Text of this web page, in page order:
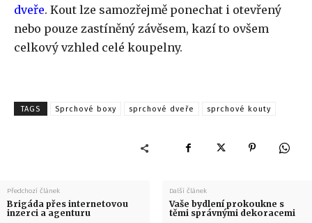
dveře. Kout lze samozřejmě ponechat i otevřený
nebo pouze zastíněný závěsem, kazí to ovšem
celkový vzhled celé koupelny.
TAGS Sprchové boxy sprchové dveře sprchové kouty
Předchozí článek
Brigáda přes internetovou
inzerci a agenturu
Další článek
Vaše bydlení prokoukne s
těmi správnými dekoracemi